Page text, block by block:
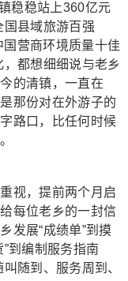
稳稳站上360亿元
国县域旅游百强
国营商环境质量十佳
都想细细说与老乡
的清镇，一直在
那份对在外游子的
路口，比任何时候
视，提前两个月启
每位老乡的一封信
发展“成绩单”到摸
到编制服务指南
随到、服务周到、